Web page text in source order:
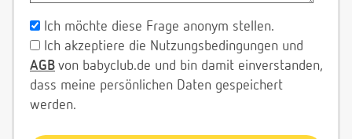
Ich möchte diese Frage anonym stellen.
Ich akzeptiere die Nutzungsbedingungen und
AGB von babyclub.de und bin damit einverstanden,
dass meine persönlichen Daten gespeichert
werden.